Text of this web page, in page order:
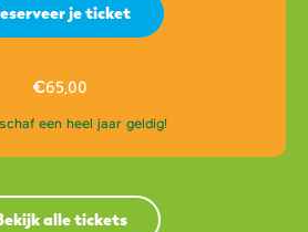
je ticket
€65,00
een heel jaar geldig!
alle tickets